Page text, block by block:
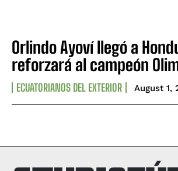
Orlindo Ayoví llegó a
reforzará al campeón
ECUATORIANOS DEL EXTERIOR August 1,